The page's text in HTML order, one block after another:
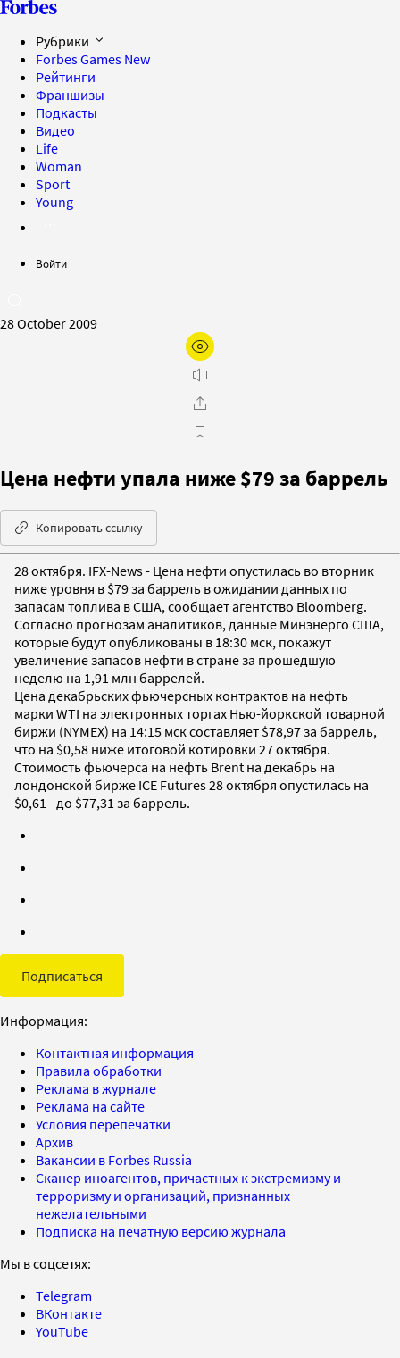
Рубрики
Forbes Games New
Рейтинги
Франшизы
Подкасты
Видео
Life
Woman
Sport
Young
Войти
28 October 2009
Цена нефти упала ниже $79 за баррель
Копировать ссылку
28 октября. IFX-News - Цена нефти опустилась во вторник
ниже уровня в $79 за баррель в ожидании данных по
запасам топлива в США, сообщает агентство Bloomberg.
Согласно прогнозам аналитиков, данные Минэнерго США,
которые будут опубликованы в 18:30 мск, покажут
увеличение запасов нефти в стране за прошедшую
неделю на 1,91 млн баррелей.
Цена декабрьских фьючерсных контрактов на нефть
марки WTI на электронных торгах Нью-йоркской товарной
биржи (NYMEX) на 14:15 мск составляет $78,97 за баррель,
что на $0,58 ниже итоговой котировки 27 октября.
Стоимость фьючерса на нефть Brent на декабрь на
лондонской бирже ICE Futures 28 октября опустилась на
$0,61 - до $77,31 за баррель.
Подписаться
Информация:
Контактная информация
Правила обработки
Реклама в журнале
Реклама на сайте
Условия перепечатки
Архив
Вакансии в Forbes Russia
Сканер иноагентов, причастных к экстремизму и
терроризму и организаций, признанных
нежелательными
Подписка на печатную версию журнала
Мы в соцсетях:
Telegram
ВКонтакте
YouTube